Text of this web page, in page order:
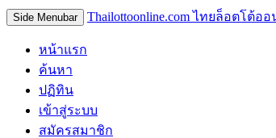
Side Menubar Thailottoonline.com ไทยล็อตโต้
หน้าแรก
ค้นหา
ปฏิทิน
เข้าสู่ระบบ
สมัครสมาชิก